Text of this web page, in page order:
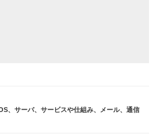
、 サーバ、 サービスや仕組み、 メール、 通信